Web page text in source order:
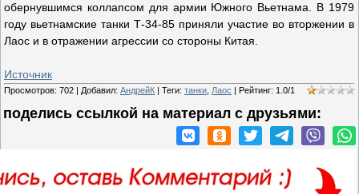
обернувшимся коллапсом для армии Южного Вьетнама. В 1979
году вьетнамские танки Т-34-85 приняли участие во вторжении в
Лаос и в отражении агрессии со стороны Китая.
Источник
Просмотров: 702 | Добавил: АндрейК | Теги: танки Лаос | Рейтинг: 1.0/1
поделись ссылкой на материал c друзьями: